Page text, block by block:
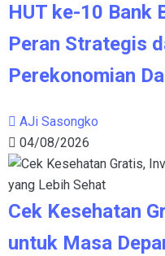
HUT ke-10 Bank
Peran Strategis
Perekonomian
AJi Sasongko
04/08/2026
Cek Kesehatan
untuk Masa